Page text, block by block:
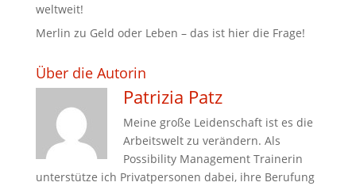
weltweit!
Merlin zu Geld oder Leben – das ist hier die Frage!
Über die Autorin
Patrizia Patz
Meine große Leidenschaft ist es die
Arbeitswelt zu verändern. Als
Possibility Management Trainerin
unterstütze ich Privatpersonen dabei, ihre Berufung